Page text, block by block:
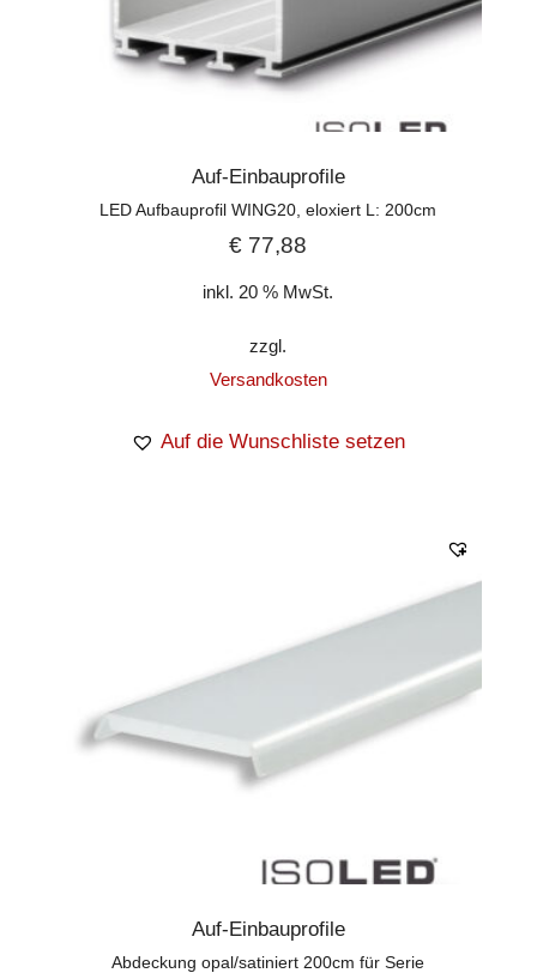
Auf-Einbauprofile
LED Aufbauprofil WING20, eloxiert L: 200cm
€ 77,88
inkl. 20 % MwSt.
zzgl.
Versandkosten
Auf die Wunschliste setzen
Auf-Einbauprofile
Abdeckung opal/satiniert 200cm für Serie